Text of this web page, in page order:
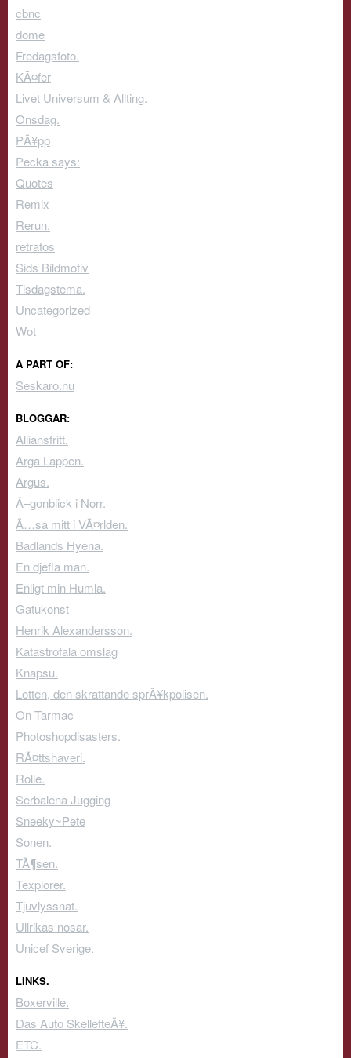
cbnc
dome
Fredagsfoto.
KÃ¤fer
Livet Universum & Allting.
Onsdag.
PÃ¥pp
Pecka says:
Quotes
Remix
Rerun.
retratos
Sids Bildmotiv
Tisdagstema.
Uncategorized
Wot
A PART OF:
Seskaro.nu
BLOGGAR:
Alliansfritt.
Arga Lappen.
Argus.
Ã–gonblick i Norr.
Ã…sa mitt i VÃ¤rlden.
Badlands Hyena.
En djefla man.
Enligt min Humla.
Gatukonst
Henrik Alexandersson.
Katastrofala omslag
Knapsu.
Lotten, den skrattande sprÃ¥kpolisen.
On Tarmac
Photoshopdisasters.
RÃ¤ttshaveri.
Rolle.
Serbalena Jugging
Sneeky~Pete
Sonen.
TÃ¶sen.
Texplorer.
Tjuvlyssnat.
Ullrikas nosar.
Unicef Sverige.
LINKS.
Boxerville.
Das Auto SkellefteÃ¥.
ETC.